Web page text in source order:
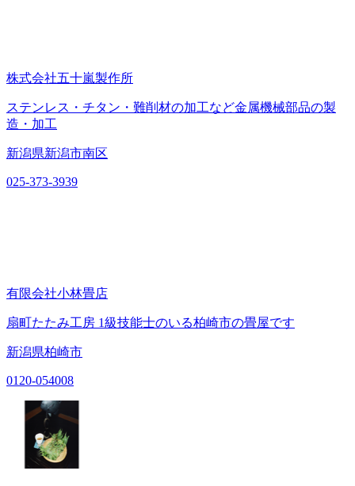
株式会社五十嵐製作所
ステンレス・チタン・難削材の加工など金属機械部品の製
造・加工
新潟県新潟市南区
025-373-3939
有限会社小林畳店
扇町たたみ工房 1級技能士のいる柏崎市の畳屋です
新潟県柏崎市
0120-054008